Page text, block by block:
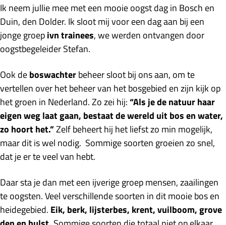
Ik neem jullie mee met een mooie oogst dag in Bosch en
Duin, den Dolder. Ik sloot mij voor een dag aan bij een
jonge groepivn trainees, we werden ontvangen door
oogstbegeleider Stefan.
Ook deboswachterbeheer sloot bij ons aan, om te
vertellen over het beheer van het bosgebied en zijn kijk op
het groen in Nederland. Zo zei hij:“Als je de natuur haar
eigen weg laat gaan, bestaat de wereld uit bos en water,
zo hoort het.”Zelf beheert hij het liefst zo min mogelijk,
maar dit is wel nodig. Sommige soorten groeien zo snel,
dat je er te veel van hebt.
Daar sta je dan met een ijverige groep mensen, zaailingen
te oogsten. Veel verschillende soorten in dit mooie bos en
heidegebied. Eik, berk, lijsterbes, krent, vuilboom, grove